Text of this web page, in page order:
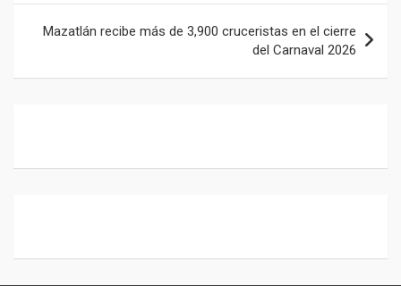
Mazatlán recibe más de 3,900 cruceristas en el cierre
del Carnaval 2026